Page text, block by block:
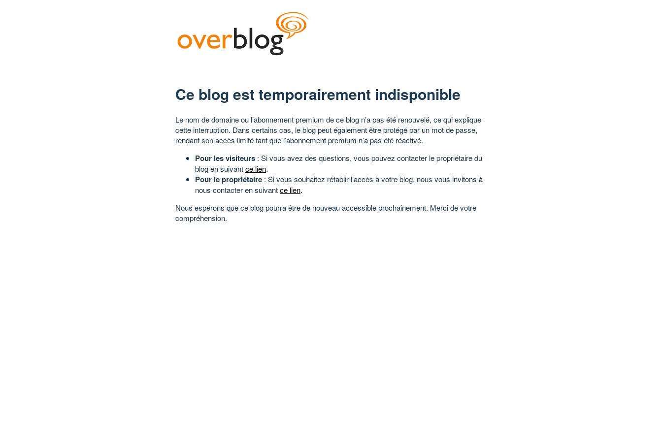
Ce blog est temporairement indisponible
Le nom de domaine ou l’abonnement premium de ce blog n’a pas été renouvelé, ce qui explique
cette interruption. Dans certains cas, le blog peut également être protégé par un mot de passe,
rendant son accès limité tant que l’abonnement premium n’a pas été réactivé.
Pour les visiteurs : Si vous avez des questions, vous pouvez contacter le propriétaire du
blog en suivantce lien.
Pour le propriétaire : Si vous souhaitez rétablir l’accès à votre blog, nous vous invitons à
nous contacter en suivantce lien.
Nous espérons que ce blog pourra être de nouveau accessible prochainement. Merci de votre
compréhension.